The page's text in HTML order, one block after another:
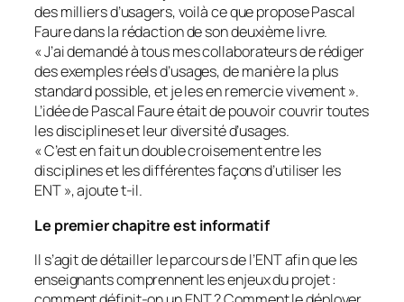
des milliers d’usagers, voilà ce que propose Pascal
Faure dans la rédaction de son deuxième livre.
«J’ai demandé à tous mes collaborateurs de rédiger
des exemples réels d’usages, de manière la plus
standard possible, et je les en remercie vivement».
L’idée de Pascal Faure était de pouvoir couvrir toutes
les disciplines et leur diversité d’usages.
«C’est en fait un double croisement entre les
disciplines et les différentes façons d’utiliser les
ENT», ajoute t-il.
Le premier chapitre est informatif
Il s’agit de détailler le parcours de l’ENT afin que les
enseignants comprennent les enjeux du projet :